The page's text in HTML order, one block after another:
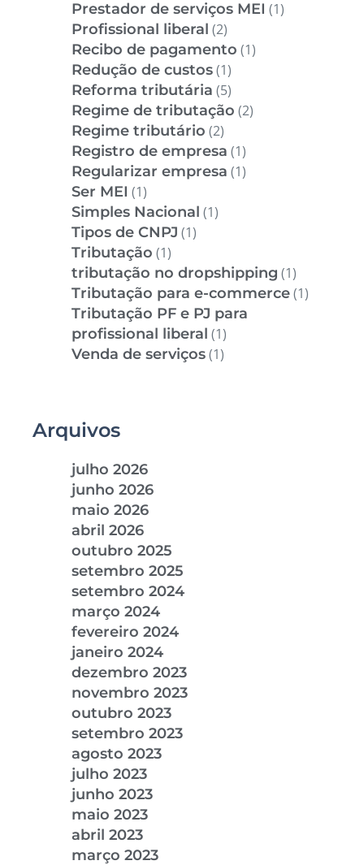
Prestador de serviços MEI (1)
Profissional liberal (2)
Recibo de pagamento (1)
Redução de custos(1)
Reforma tributária (5)
Regime de tributação (2)
Regime tributário (2)
Registro de empresa (1)
Regularizar empresa (1)
Ser MEI (1)
Simples Nacional (1)
Tipos de CNPJ (1)
Tributação (1)
tributação no dropshipping (1)
Tributação para e-commerce(1)
Tributação PF e PJ para
profissional liberal (1)
Venda de serviços(1)
Arquivos
julho 2026
junho 2026
maio 2026
abril 2026
outubro 2025
setembro 2025
setembro 2024
março 2024
fevereiro 2024
janeiro 2024
dezembro 2023
novembro 2023
outubro 2023
setembro 2023
agosto 2023
julho 2023
junho 2023
maio 2023
abril 2023
março 2023